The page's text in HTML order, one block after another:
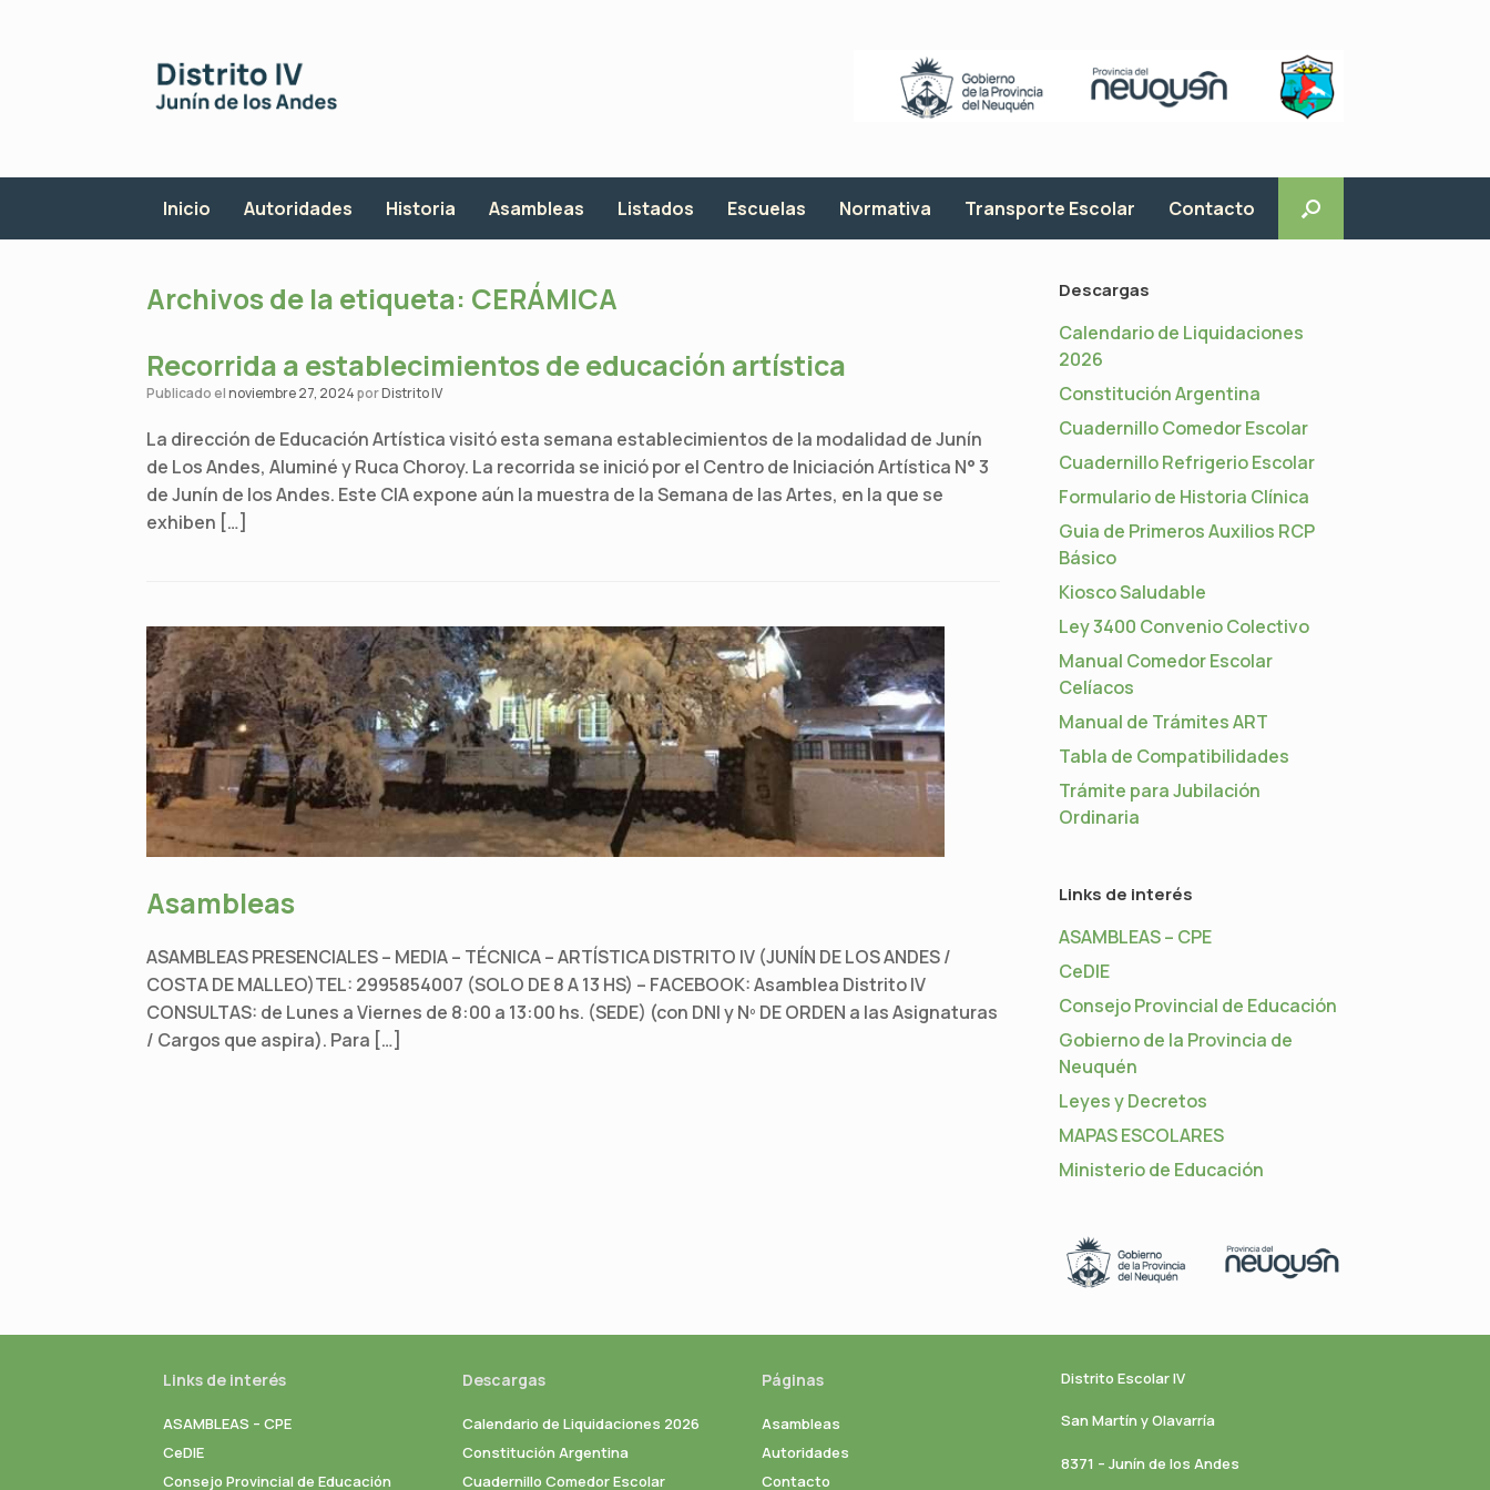
Inicio Autoridades Historia Asambleas Listados Escuelas Normativa Transporte Escolar Contacto
Archivos de la etiqueta: CERÁMICA
Recorrida a establecimientos de educación artística
Publicado elnoviembre 27, 2024porDistrito IV
La dirección de Educación Artística visitó esta semana establecimientos de la modalidad de Junín
de Los Andes, Aluminé y Ruca Choroy. La recorrida se inició por el Centro de Iniciación Artística N° 3
de Junín de los Andes. Este CIA expone aún la muestra de la Semana de las Artes, en la que se
exhiben […]
Asambleas
ASAMBLEAS PRESENCIALES – MEDIA – TÉCNICA – ARTÍSTICA DISTRITO IV (JUNÍN DE LOS ANDES /
COSTA DE MALLEO)TEL: 2995854007 (SOLO DE 8 A 13 HS) – FACEBOOK: Asamblea Distrito IV
CONSULTAS: de Lunes a Viernes de 8:00 a 13:00 hs. (SEDE) (con DNI y Nº DE ORDEN a las Asignaturas
/ Cargos que aspira). Para […]
Descargas
Calendario de Liquidaciones
2026
Constitución Argentina
Cuadernillo Comedor Escolar
Cuadernillo Refrigerio Escolar
Formulario de Historia Clínica
Guia de Primeros Auxilios RCP
Básico
Kiosco Saludable
Ley 3400 Convenio Colectivo
Manual Comedor Escolar
Celíacos
Manual de Trámites ART
Tabla de Compatibilidades
Trámite para Jubilación
Ordinaria
Links de interés
ASAMBLEAS – CPE
CeDIE
Consejo Provincial de Educación
Gobierno de la Provincia de
Neuquén
Leyes y Decretos
MAPAS ESCOLARES
Ministerio de Educación
Links de interés
ASAMBLEAS – CPE
CeDIE
Consejo Provincial de Educación
Descargas
Calendario de Liquidaciones 2026
Constitución Argentina
Cuadernillo Comedor Escolar
Páginas
Asambleas
Autoridades
Contacto
Distrito Escolar IV
San Martín y Olavarría
8371 – Junín de los Andes